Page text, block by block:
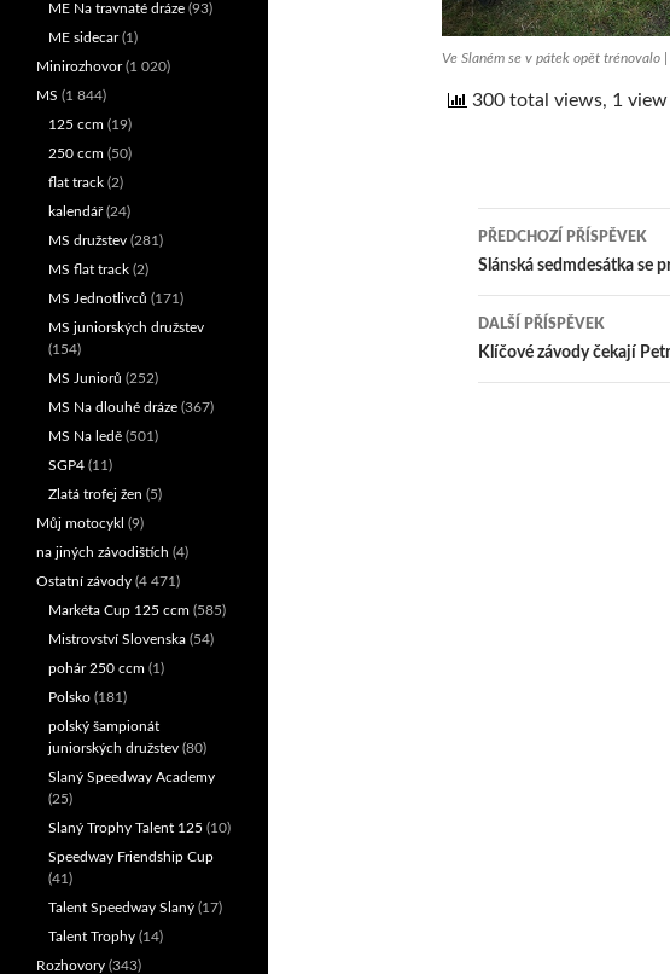
Ve Slaném se v pátek opět trénovalo
300 total views, 1
Navigace
pro
příspěvek
PŘEDCHOZÍ PŘÍSPĚVEK
Slánská sedmdesátka se
DALŠÍ PŘÍSPĚVEK
Klíčové závody čekají
ME Na travnaté dráze (93)
ME sidecar(1)
Minirozhovor(1 020)
MS (1 844)
125 ccm (19)
250 ccm (50)
flat track (2)
kalendář(24)
MS družstev (281)
MS flat track (2)
MS Jednotlivců (171)
MS juniorských družstev
(154)
MS Juniorů (252)
MS Na dlouhé dráze (367)
MS Na ledě (501)
SGP4 (11)
Zlatá trofej žen (5)
Můj motocykl (9)
na jiných závodištích (4)
Ostatní závody (4 471)
Markéta Cup 125 ccm (585)
Mistrovství Slovenska (54)
pohár 250 ccm (1)
Polsko (181)
polský šampionát
juniorských družstev (80)
Slaný Speedway Academy
(25)
Slaný Trophy Talent 125 (10)
Speedway Friendship Cup
(41)
Talent Speedway Slaný (17)
Talent Trophy (14)
Rozhovory (343)